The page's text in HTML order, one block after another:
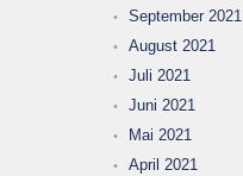
September 2021
August 2021
Juli 2021
Juni 2021
Mai 2021
April 2021